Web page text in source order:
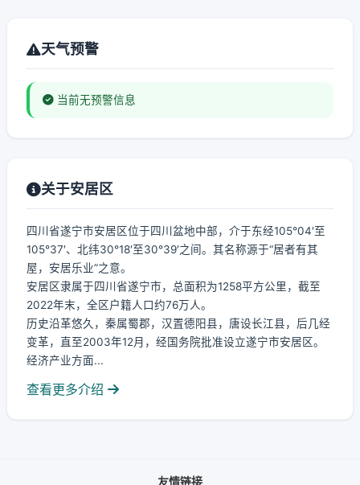
天气预警
当前无预警信息
关于安居区
四川省遂宁市安居区位于四川盆地中部，介于东经105°04′至
105°37′、北纬30°18′至30°39′之间。其名称源于“居者有其
屋，安居乐业”之意。
安居区隶属于四川省遂宁市，总面积为1258平方公里，截至
2022年末，全区户籍人口约76万人。
历史沿革悠久，秦属蜀郡，汉置德阳县，唐设长江县，后几经
变革，直至2003年12月，经国务院批准设立遂宁市安居区。
经济产业方面...
查看更多介绍
友情链接